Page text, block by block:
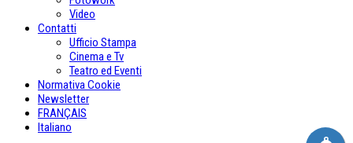
Video
Contatti
Ufficio Stampa
Cinema e Tv
Teatro ed Eventi
Normativa Cookie
Newsletter
FRANÇAIS
Italiano